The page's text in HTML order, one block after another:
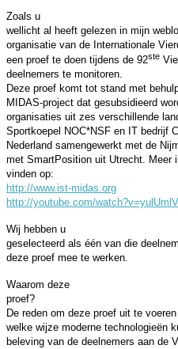
Zoals u
wellicht al heeft gelezen in mijn
organisatie van de Internationale
een proef te doen tijdens de 92ste
deelnemers te monitoren.
Deze proef komt tot stand met
MIDAS-project dat gesubsidieerd
organisaties uit zes verschillende
Sportkoepel NOC*NSF en IT bedrijf
Nederland samengewerkt met de
met SmartPosition uit Utrecht. Meer
vinden op:
http://www.ist-midas.org
http://youtube.com/
Wij hebben u
geselecteerd als één van die
deze proef mee te werken.
Waarom deze
proef?
De reden om deze proef uit te
welke wijze moderne technologieën
beleving van de deelnemers aan de